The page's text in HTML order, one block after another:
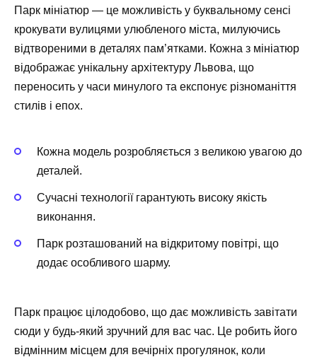
Парк мініатюр — це можливість у буквальному сенсі
крокувати вулицями улюбленого міста, милуючись
відтвореними в деталях пам’ятками. Кожна з мініатюр
відображає унікальну архітектуру Львова, що
переносить у часи минулого та експонує різноманіття
стилів і епох.
Кожна модель розробляється з великою увагою до
деталей.
Сучасні технології гарантують високу якість
виконання.
Парк розташований на відкритому повітрі, що
додає особливого шарму.
Парк працює цілодобово, що дає можливість завітати
сюди у будь-який зручний для вас час. Це робить його
відмінним місцем для вечірніх прогулянок, коли